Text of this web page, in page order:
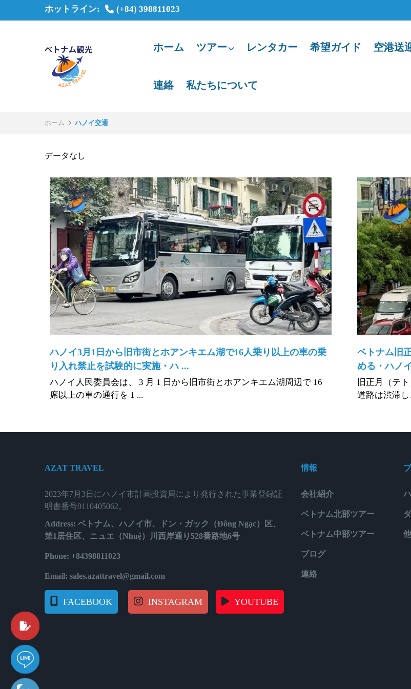
ホットライン: (+84) 398811023
ホーム ツアー レンタカー 希望ガイド 空港送
連絡 私たちについて
ホーム ハノイ交通
データなし
ハノイ3月1日から旧市街とホアンキエム湖で16人乗り以上の車の乗
り入れ禁止を試験的に実施・ハ ...
ハノイ人民委員会は、 3 月 1 日から旧市街とホアンキエム湖周辺で 16
席以上の車の通行を 1 ...
ベトナム旧
める・ハノ
旧正月（テ
道路は渋滞
AZAT TRAVEL
2023年7月3日にハノイ市計画投資局により発行された事業登録証
明書番号0110405062。
Address: ベトナム、ハノイ市、ドン・ガック（Đông Ngạc）区、
第1居住区、ニュエ（Nhuệ）川西岸通り528番路地6号
Phone: +84398811023
Email: sales.azattravel@gmail.com
FACEBOOK INSTAGRAM YOUTUBE
情報
会社紹介
ベトナム北部ツアー
ベトナム中部ツアー
ブログ
連絡